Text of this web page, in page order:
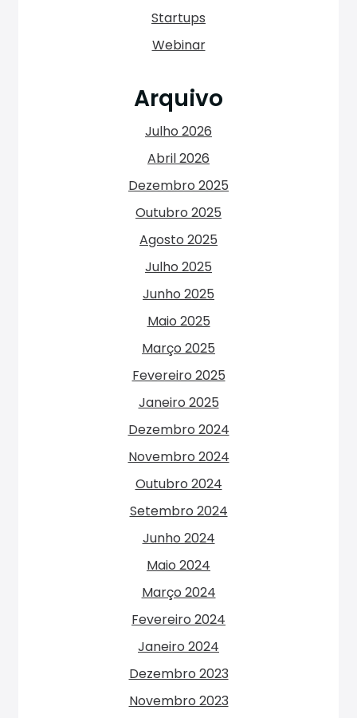
Startups
Webinar
Arquivo
Julho 2026
Abril 2026
Dezembro 2025
Outubro 2025
Agosto 2025
Julho 2025
Junho 2025
Maio 2025
Março 2025
Fevereiro 2025
Janeiro 2025
Dezembro 2024
Novembro 2024
Outubro 2024
Setembro 2024
Junho 2024
Maio 2024
Março 2024
Fevereiro 2024
Janeiro 2024
Dezembro 2023
Novembro 2023